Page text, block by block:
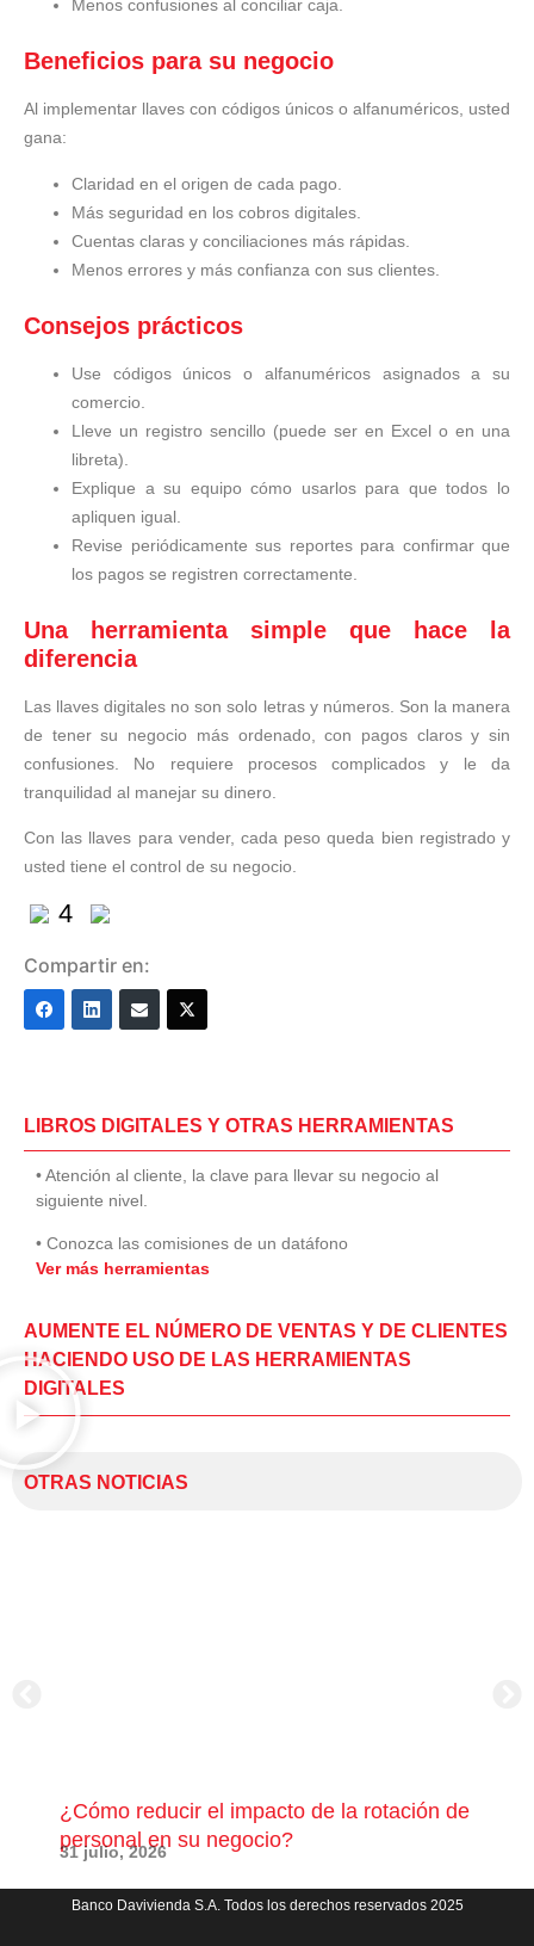
Menos confusiones al conciliar caja.
Beneficios para su negocio
Al implementar llaves con códigos únicos o alfanuméricos, usted
gana:
Claridad en el origen de cada pago.
Más seguridad en los cobros digitales.
Cuentas claras y conciliaciones más rápidas.
Menos errores y más confianza con sus clientes.
Consejos prácticos
Use códigos únicos o alfanuméricos asignados a su
comercio.
Lleve un registro sencillo (puede ser en Excel o en una
libreta).
Explique a su equipo cómo usarlos para que todos lo
apliquen igual.
Revise periódicamente sus reportes para confirmar que
los pagos se registren correctamente.
Una herramienta simple que hace la
diferencia
Las llaves digitales no son solo letras y números. Son la manera
de tener su negocio más ordenado, con pagos claros y sin
confusiones. No requiere procesos complicados y le da
tranquilidad al manejar su dinero.
Con las llaves para vender, cada peso queda bien registrado y
usted tiene el control de su negocio.
4
Compartir en:
LIBROS DIGITALES Y OTRAS HERRAMIENTAS
• Atención al cliente, la clave para llevar su negocio al
siguiente nivel.
• Conozca las comisiones de un datáfono
Ver más herramientas
AUMENTE EL NÚMERO DE VENTAS Y DE CLIENTES
HACIENDO USO DE LAS HERRAMIENTAS
DIGITALES
OTRAS NOTICIAS
¿Cómo reducir el impacto de la rotación de
personal en su negocio?
31 julio, 2026
Banco Davivienda S.A. Todos los derechos reservados 2025